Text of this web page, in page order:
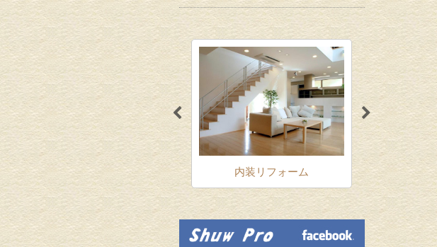
水回りリフォーム 内装リフォーム